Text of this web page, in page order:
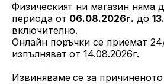
Физическият ни магазин няма
периода от 06.08.2026г. до
включително.
Онлайн поръчки се приемат
изпълняват от 14.08.2026г.
Извиняваме се за